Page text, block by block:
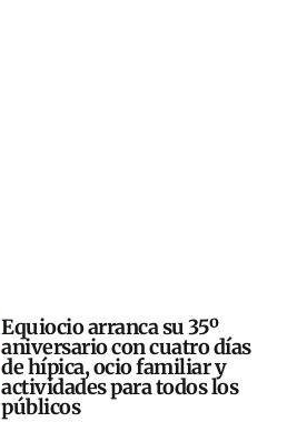
Equiocio arranca su 35º
aniversario con cuatro días
de hípica, ocio familiar y
actividades para todos los
públicos